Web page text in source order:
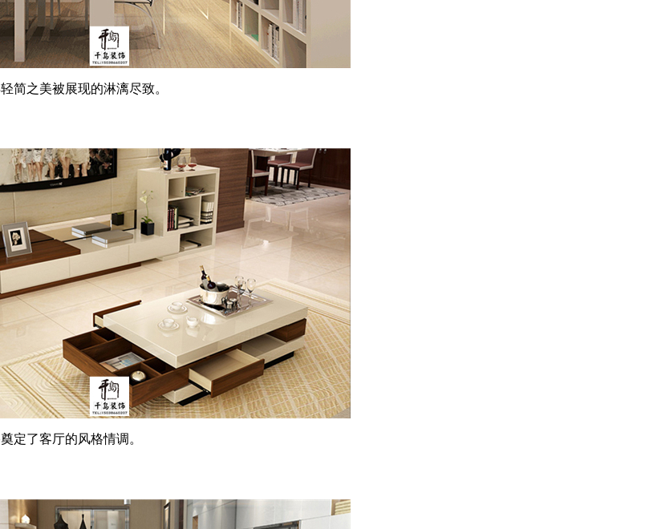
之美被展现的淋漓尽致。
了客厅的风格情调。